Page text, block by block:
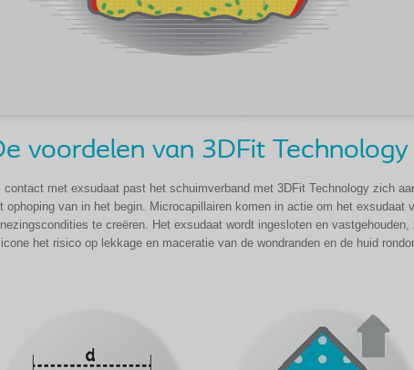
voordelen van 3DFit Technology
contact met exsudaat past het schuimverband met 3DFit Technology zich
ophoping van in het begin. Microcapillairen komen in actie om het exsudaat
te creëren. Het exsudaat wordt ingesloten en
het risico op lekkage en maceratie van de wondranden en de huid